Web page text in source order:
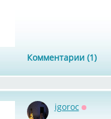
Комментарии (1)
igoroc